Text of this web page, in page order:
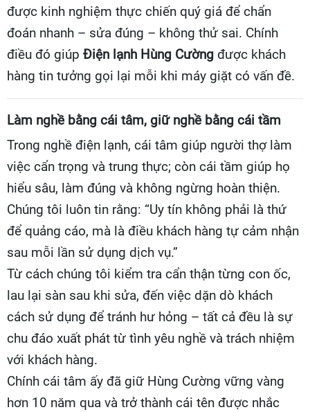
được kinh nghiệm thực chiến quý giá để chẩn
đoán nhanh – sửa đúng – không thử sai. Chính
điều đó giúp Điện lạnh Hùng Cường được khách
hàng tin tưởng gọi lại mỗi khi máy giặt có vấn đề.
Làm nghề bằng cái tâm, giữ nghề bằng cái tầm
Trong nghề điện lạnh, cái tâm giúp người thợ làm
việc cẩn trọng và trung thực; còn cái tầm giúp họ
hiểu sâu, làm đúng và không ngừng hoàn thiện.
Chúng tôi luôn tin rằng: “Uy tín không phải là thứ
để quảng cáo, mà là điều khách hàng tự cảm nhận
sau mỗi lần sử dụng dịch vụ.”
Từ cách chúng tôi kiểm tra cẩn thận từng con ốc,
lau lại sàn sau khi sửa, đến việc dặn dò khách
cách sử dụng để tránh hư hỏng – tất cả đều là sự
chu đáo xuất phát từ tình yêu nghề và trách nhiệm
với khách hàng.
Chính cái tâm ấy đã giữ Hùng Cường vững vàng
hơn 10 năm qua và trở thành cái tên được nhắc